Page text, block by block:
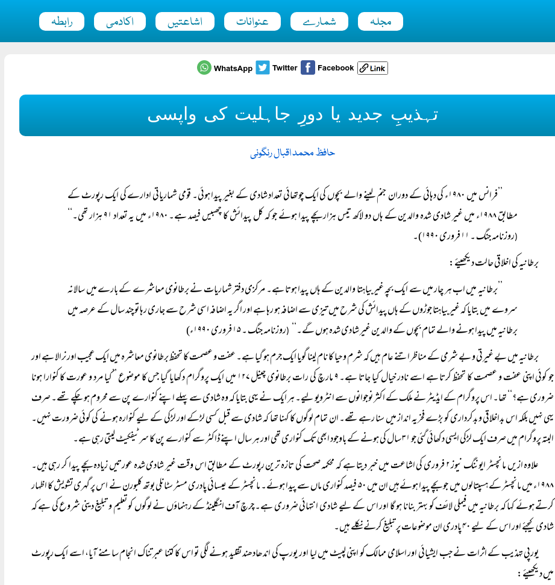
مجلہ شمارے عنوانات اشاعتیں اکادمی رابطہ
تہذیبِ جدید یا دورِ جاہلیت کی واپسی
حافظ محمد اقبال رنگونی
’’فرانس میں ۱۹۸۰ء کی دہائی کے دوران جنم لینے والے بچوں کی ایک چوتھائی تعداد شادی کے بغیر پیدا ہوئی۔ قومی شماریاتی ادارے کی ایک رپورٹ کے
مطابق ۱۹۸۸ء میں غیر شادی شدہ والدین کے ہاں دو لاکھ تیس ہزار بچے پیدا ہوئے جو کہ کل پیدائش کا چھبیس فیصد ہے۔ ۱۹۸۰ء میں یہ تعداد ۹۱ ہزار تھی۔‘‘
(روزنامہ جنگ ۔ ۱۱ فروری ۱۹۹۰)۔
برطانیہ کی اخلاقی حالت دیکھیئے:
’’برطانیہ میں اب ہر چار میں سے ایک بچہ غیربیاہتا والدین کے ہاں پیدا ہوتا ہے۔ مرکزی دفتر شماریات نے برطانوی معاشرے کے بارے میں سالانہ
سروے میں بتایا کہ غیربیاہتا جوڑوں کے ہاں پیدائش کی شرح میں تیزی سے اضافہ ہو رہا ہے اور اگر یہ اضافہ اسی شرح سے جاری رہا تو چند سال کے عرصہ میں
برطانیہ میں پیدا ہونے والے تمام بچوں کے والدین غیر شادی شدہ ہوں گے۔‘‘ (روزنامہ جنگ ۔ ۱۵ فروری ۱۹۹۰ء)
برطانیہ میں بے غیرتی و بے شرمی کے مناظر اتنے عام ہیں کہ شرم و حیا کا نام لینا گویا ایک جرم ہو گیا ہے۔ عفت و عصمت کا تحفظ برطانوی معاشرہ میں ایک عجیب اور نرالا ہے اور
جو کوئی اپنی عفت و عصمت کا تحفظ کرتا ہے اسے نادر خیال کیا جاتا ہے۔ ۹ مارچ کی رات برطانوی چینل ۱۲۷ میں ایک پروگرام دکھایا گیا جس کا موضوع ’’کیا مرد و عورت کا کنوارا ہونا
ضروری ہے؟‘‘ تھا۔ اس پروگرام کے ایڈیٹر نے ملک کے اکثر نوجوانوں سے انٹرویو لیے۔ ہر ایک نے یہی بتایا کہ وہ شادی سے پہلے اپنے کنوارے پن سے محروم ہو چکے تھے۔ صرف
یہی نہیں بلکہ اس بداخلاقی و بدکرداری کو بڑے فخریہ انداز میں سنا رہے تھے۔ ان تمام لوگوں کا کہنا تھا کہ شادی سے قبل کسی لڑکے اور لڑکی کے لیے کنوارہ ہونے کی کوئی ضرورت نہیں۔
البتہ پروگرام میں صرف ایک لڑکی ایسی دکھائی گئی جو ۳۱ سال کی ہونے کے باوجود ابھی تک کنواری تھی اور ہر سال اپنے ڈاکٹر سے کنوارے پن کا سرٹیفکیٹ لیتی رہی ہے۔
علاوہ ازیں مانچسٹر ایوننگ نیوز ۲ فروری کی اشاعت میں خبر دیتا ہے کہ محکمہ صحت کی تازہ ترین رپورٹ کے مطابق اس وقت غیر شادی شدہ عورتیں زیادہ بچے پیدا کر رہی ہیں۔
۱۹۸۸ء میں مانچسٹر کے ہسپتالوں میں جو بچے پیدا ہوئےہیں ان میں ۵۰ فیصد کنواری ماں سے پیدا ہوئے۔ مانچسٹر کے عیسائی پادری مسٹر سٹانلی بوتھ کلبورن نے اس پر گہری تشویش کا اظہار
کرتے ہوئے کہا کہ برطانیہ میں فیملی لائف کو بہتر بنانا ہو گا اور اس کے لیے شادی انتہائی ضروری ہے۔ چرچ آف انگلینڈ کے رہنماؤں نے لوگوں کو تعلیم و تبلیغ دینی شروع کی ہے کہ
شادی کیجئے اور اس کے لیے ۴۰ پادری ان موضوعات پر تبلیغ کرنے نکلے ہیں۔
یورپی تہذیب کے اثرات نے جب ایشیائی اور اسلامی ممالک کو اپنی لپیٹ میں لیا اور یورپ کی اندھادھند تقلید ہونے لگی تو اس کا کتنا عبرتناک انجام سامنے آیا، اسے ایک رپورٹ
میں دیکھیئے: